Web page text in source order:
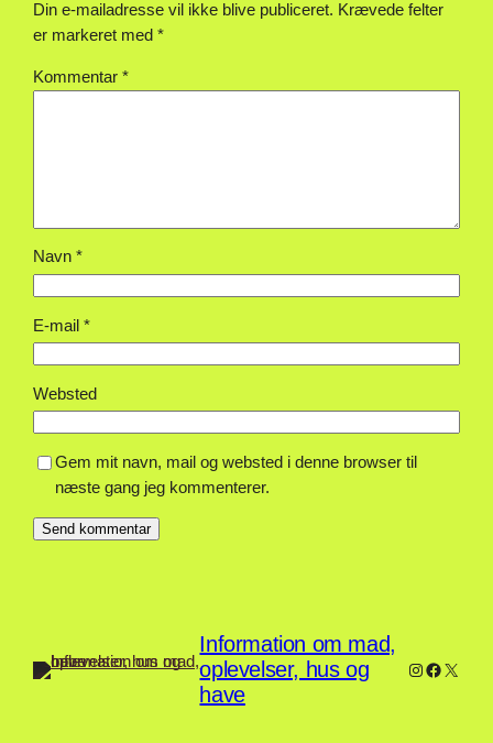
Din e-mailadresse vil ikke blive publiceret. Krævede felter
er markeret med*
Kommentar*
Navn*
E-mail*
Websted
Gem mit navn, mail og websted i denne browser til
næste gang jeg kommenterer.
Information om mad,
oplevelser, hus og
have
Instagram
X